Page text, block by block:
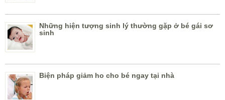
Những hiện tượng sinh lý thường gặp ở bé gái sơ
sinh
Biện pháp giảm ho cho bé ngay tại nhà